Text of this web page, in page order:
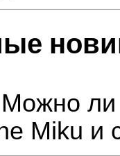
ли
Miku и